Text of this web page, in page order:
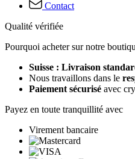
Contact
Qualité vérifiée
Pourquoi acheter sur notre
Suisse : Livraison
Nous travaillons dans le
Paiement sécurisé avec
Payez en toute tranquillité avec
Virement bancaire